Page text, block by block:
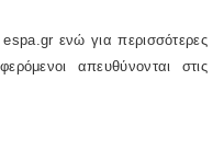
ενώ για περισσότερες
απευθύνονται στις